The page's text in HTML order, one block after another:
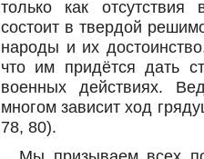
только как
состоит в твердой
народы и их
что им придётся дать
военных действиях.
многом зависит ход
78, 80).